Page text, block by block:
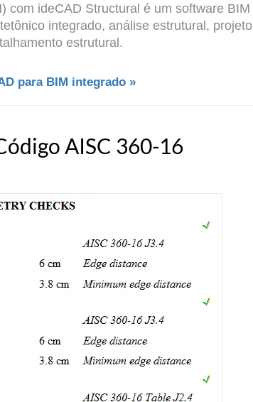
com ideCAD Structural é um software BIM
integrado, análise estrutural, projeto
estrutural.
para BIM integrado »
AISC 360-16